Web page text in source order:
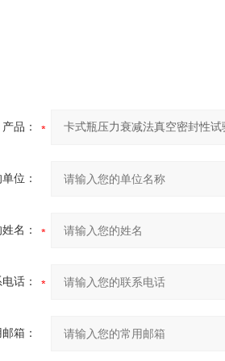
产品：
位：
名：
话：
箱：